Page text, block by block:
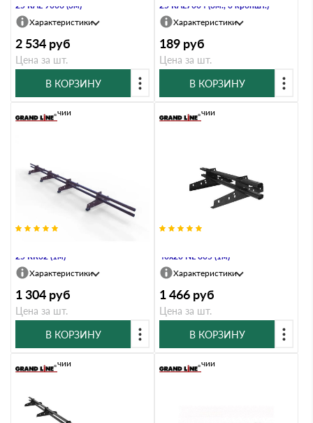
25 RAL 9006 (3м)
Характеристики
2 534 руб
Цена за шт.
В КОРЗИНУ
25 RAL7004 (3м., 3 кроншт.)
Характеристики
189 руб
Цена за шт.
В КОРЗИНУ
25 RR32 (1м)
В наличии
Характеристики
1 304 руб
Цена за шт.
В КОРЗИНУ
40х20 NL 805 (1м)
В наличии
Характеристики
1 466 руб
Цена за шт.
В КОРЗИНУ
В наличии В наличии